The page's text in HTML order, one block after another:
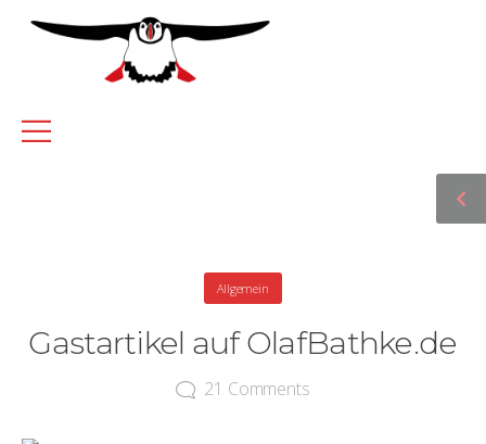
Allgemein
Gastartikel auf OlafBathke.de
21 Comments